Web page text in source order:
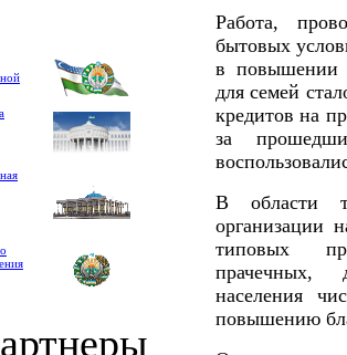
Работа,
бытовых
в повышении
для семей
кредитов на
за
В области
организации
типовых
прачечных,
населения
повышению